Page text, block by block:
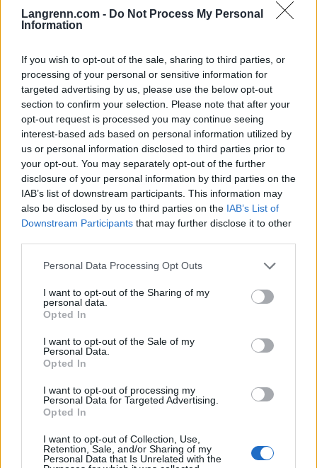
Langrenn.com - Do Not Process My Personal
Information
If you wish to opt-out of the sale, sharing to third parties, or
processing of your personal or sensitive information for
targeted advertising by us, please use the below opt-out
section to confirm your selection. Please note that after your
opt-out request is processed you may continue seeing
interest-based ads based on personal information utilized by
us or personal information disclosed to third parties prior to
your opt-out. You may separately opt-out of the further
disclosure of your personal information by third parties on the
IAB’s list of downstream participants. This information may
also be disclosed by us to third parties on the IAB’s List of
Downstream Participants that may further disclose it to other
Please note that this website/app uses one or more Google
not limited to your visit or usage behaviour. You may click to
grant or deny consent to Google and its third-party tags to
use your data for below specified purposes in below Google
consent section.
Personal Data Processing Opt Outs
I want to opt-out of the Sharing of my
personal data.
Opted In
I want to opt-out of the Sale of my
Personal Data.
Opted In
I want to opt-out of processing my
Personal Data for Targeted Advertising.
Opted In
I want to opt-out of Collection, Use,
Retention, Sale, and/or Sharing of my
Personal Data that Is Unrelated with the
like før han la opp, ble han tatt for veksthormoner.
Esteren anket dommen, og i 2013 ble den
opphevet av CAS.
Andrus Veerpalu er Estlands mestvinnende
langrennsløper med to OL-gull (2002 og 2006) og
ett sølv (2002), samt to VM-gull (2001 og 2009)
og ett sølv (1999).
Tsjekkiske Lukas Bauer tok for øvrig sølv på den
aktuelle 15-kilomteren under VM i Liberec i
2009, mens finske Matti Heikkinen tok bronse.
Veerpalus andre VM-gull var på tremila under VM
i Lahti i 2001.
Tilbake i manesjen
internasjonal skisport igjen, selv om han fortsatt
er utestengt av de internasjonale ski- og
snowboardforbundet (FIS).